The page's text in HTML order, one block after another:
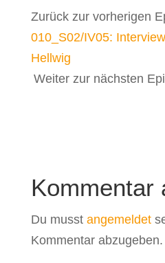
Zurück zur vorherigen
010_S02/IV05:
Hellwig
Weiter zur nächsten
Kommentar
Du musst angemeldet
Kommentar abzugeben.